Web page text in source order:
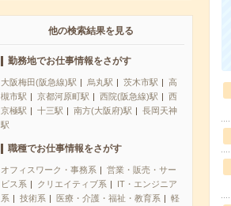
他の検索結果を見る
勤務地でお仕事情報をさがす
大阪梅田(阪急線)駅 烏丸駅 茨木市駅
高
槻市駅
京都河原町駅 西院(阪急線)駅
西
京極駅
十三駅 南方(大阪府)駅
長岡天神
駅
職種でお仕事情報をさがす
オフィスワーク・事務系
営業・販売・サー
ビス系
クリエイティブ系
IT・エンジニア
系
技術系 医療・介護・福祉・教育系
軽